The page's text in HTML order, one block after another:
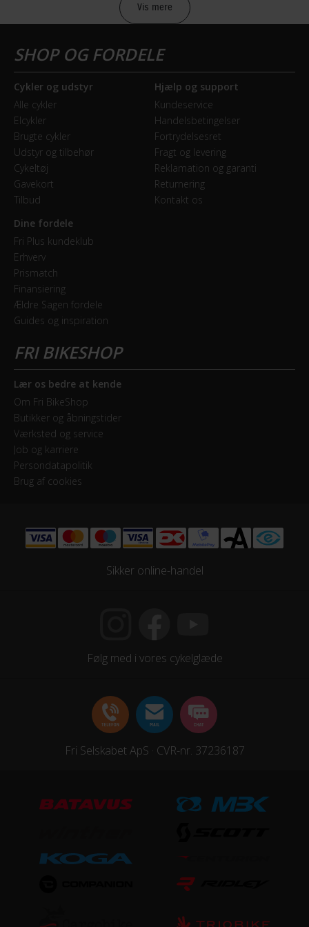
Sikkerheds- og producentinfo
Model år
2022
BREMSER
Bagbremse
Fodbremse
Forbremse
Mekanisk fælgbremse
GEAR
Drivlinje
Kædetræk
Geargruppe
Shimano Nexus
Geartype
Indvendige gear
Samlet antal gear
3
Shimano Shimano Nexus
Frempind
Pedaler
Sadelpind
Vis mere
Cykler og udstyr
Alle cykler
Elcykler
Brugte cykler
Udstyr og tilbehør
Cykeltøj
Gavekort
Tilbud
Hjælp og support
Kundeservice
Handelsbetingelser
Fortrydelsesret
Fragt og levering
Reklamation og garanti
Returnering
Kontakt os
Dine fordele
Fri Plus kundeklub
Erhverv
Prismatch
Finansiering
Ældre Sagen fordele
Guides og inspiration
Lær os bedre at kende
Om Fri BikeShop
Butikker og åbningstider
Værksted og service
Job og karriere
Persondatapolitik
Brug af cookies
Sikker online-handel
Følg med i vores cykelglæde
Fri Selskabet ApS · CVR-nr. 37236187